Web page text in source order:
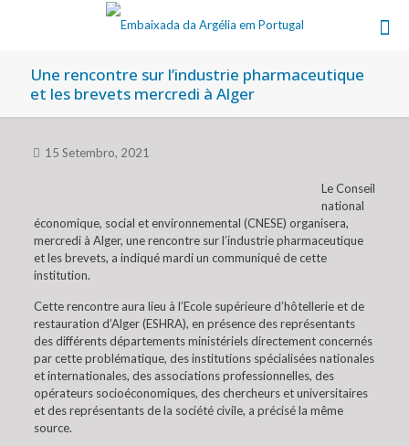
Une rencontre sur l’industrie pharmaceutique
et les brevets mercredi à Alger
15 Setembro, 2021
Le Conseil
national
économique, social et environnemental (CNESE) organisera,
mercredi à Alger, une rencontre sur l’industrie pharmaceutique
et les brevets, a indiqué mardi un communiqué de cette
institution.
Cette rencontre aura lieu à l’Ecole supérieure d’hôtellerie et de
restauration d’Alger (ESHRA), en présence des représentants
des différents départements ministériels directement concernés
par cette problématique, des institutions spécialisées nationales
et internationales, des associations professionnelles, des
opérateurs socioéconomiques, des chercheurs et universitaires
et des représentants de la société civile, a précisé la même
source.